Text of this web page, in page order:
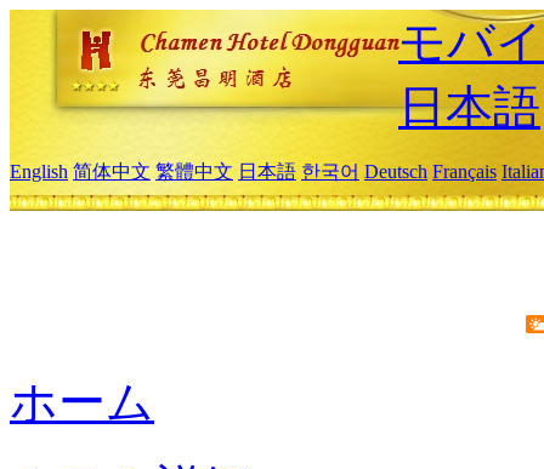
モバ
日本語
English 简体中文 繁體中文 日本語 한국어 Deutsch Français
ホーム